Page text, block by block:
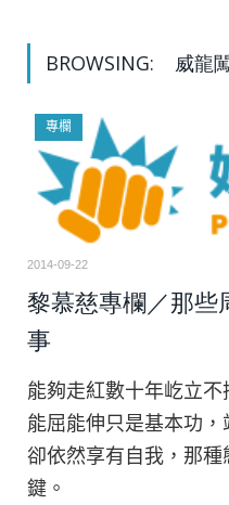
BROWSING: 威龍
專欄
2014-09-22
黎慕慈專欄／那些
事
能夠走紅數十年屹立不
能屈能伸只是基本功，
卻依然享有自我，那
鍵。